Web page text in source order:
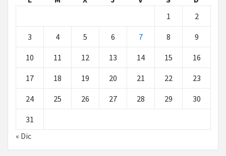
1
2
3 4 5 6 7 8 9
10 11 12 13 14 15 16
17 18 19 20 21 22 23
24 25 26 27 28 29 30
31
« Dic